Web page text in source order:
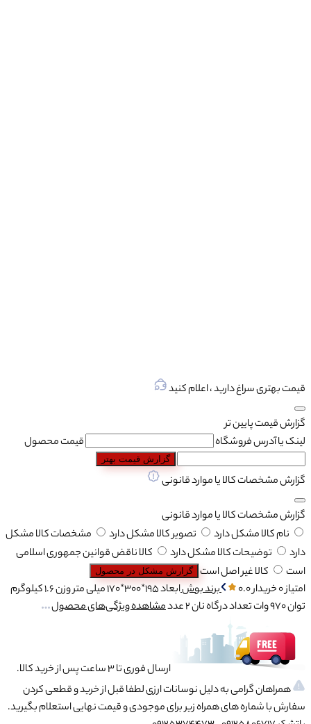
قیمت بهتری سراغ دارید ، اعلام کنید
گزارش قیمت پایین تر
لینک یا آدرس فروشگاه
قیمت محصول
گزارش قیمت بهتر
گزارش مشخصات کالا یا موارد قانونی
گزارش مشخصات کالا یا موارد قانونی
نام کالا مشکل دارد
تصویر کالا مشکل دارد
مشخصات کالا مشکل
دارد
توضیحات کالا مشکل دارد
کالا ناقض قوانین جمهوری اسلامی
است
کالا غیر اصل است گزارش مشکل در محصول
امتیاز 0 خریدار 0.0 برندبوشابعاد195*300*170 میلی متر وزن1.6 کیلوگرم
توان970 وات تعداد درگاه نان2 عدد مشاهده ویژگی‌های محصول
ارسال فوری تا 3 ساعت پس از خرید کالا.
همراهان گرامی به دلیل نوسانات ارزی لطفا قبل از خرید و قطعی کردن
سفارش با شماره های همراه زیر برای موجودی و قیمت نهایی استعلام بگیرید.